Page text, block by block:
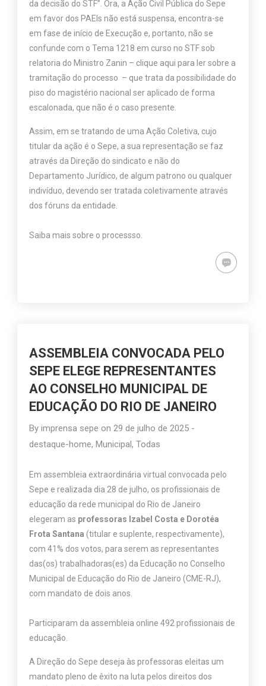
da decisão do STF”. Ora, a Ação Civil Pública do Sepe
em favor dos PAEIs não está suspensa, encontra-se
em fase de início de Execução e, portanto, não se
confunde com o Tema 1218 em curso no STF sob
relatoria do Ministro Zanin – clique aqui para ler sobre a
tramitação do processo – que trata da possibilidade do
piso do magistério nacional ser aplicado de forma
escalonada, que não é o caso presente.
Assim, em se tratando de uma Ação Coletiva, cujo
titular da ação é o Sepe, a sua representação se faz
através da Direção do sindicato e não do
Departamento Jurídico, de algum patrono ou qualquer
indivíduo, devendo ser tratada coletivamente através
dos fóruns da entidade.
Saiba mais sobre o processso.
ASSEMBLEIA CONVOCADA PELO
SEPE ELEGE REPRESENTANTES
AO CONSELHO MUNICIPAL DE
EDUCAÇÃO DO RIO DE JANEIRO
Byimprensa sepe on29 de julho de 2025 -
destaque-home,Municipal,Todas
Em assembleia extraordinária virtual convocada pelo
Sepe e realizada dia 28 de julho, os profissionais de
educação da rede municipal do Rio de Janeiro
elegeram as professoras Izabel Costa e Dorotéa
Frota Santana (titular e suplente, respectivamente),
com 41% dos votos, para serem as representantes
das(os) trabalhadoras(es) da Educação no Conselho
Municipal de Educação do Rio de Janeiro (CME-RJ),
com mandato de dois anos.
Participaram da assembleia online 492 profissionais de
educação.
A Direção do Sepe deseja às professoras eleitas um
mandato pleno de êxito na luta pelos direitos dos